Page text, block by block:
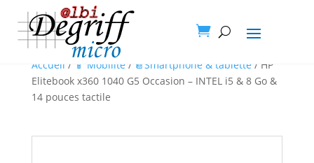

Accueil / 📱 Mobilité / 📔Smartphone & tablette / HP
Elitebook x360 1040 G5 Occasion – INTEL i5 & 8 Go &
14 pouces tactile